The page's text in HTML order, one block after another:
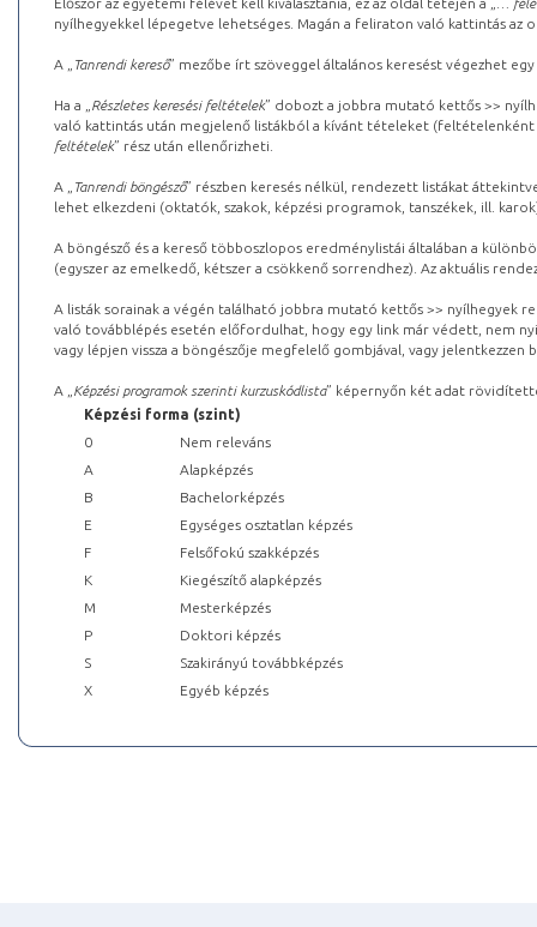
Először az egyetemi félévet kell kiválasztania, ez az oldal tetején a „
…
nyílhegyekkel lépegetve lehetséges. Magán a feliraton való kattintás az
A „ Tanrendi kereső” mezőbe írt szöveggel általános keresést végezhet
Ha a „ Részletes keresési feltételek” dobozt a jobbra mutató kettős >>
való kattintás után megjelenő listákból a kívánt tételeket (feltételenként
feltételek” rész után ellenőrizheti.
A „ Tanrendi böngésző” részben keresés nélkül, rendezett listákat
lehet elkezdeni (oktatók, szakok, képzési programok, tanszékek, ill.
A böngésző és a kereső többoszlopos eredménylistái általában a
(egyszer az emelkedő, kétszer a csökkenő sorrendhez). Az aktuális
A listák sorainak a végén található jobbra mutató kettős >> nyílhegyek
való továbblépés esetén előfordulhat, hogy egy link már védett, nem
vagy lépjen vissza a böngészője megfelelő gombjával, vagy
A „ Képzési programok szerinti kurzuskódlista” képernyőn két adat
Képzési forma (szint)
0
Nem releváns
A
Alapképzés
B
Bachelorképzés
E
Egységes osztatlan képzés
F
Felsőfokú szakképzés
K
Kiegészítő alapképzés
M
Mesterképzés
P
Doktori képzés
S
Szakirányú továbbképzés
X
Egyéb képzés